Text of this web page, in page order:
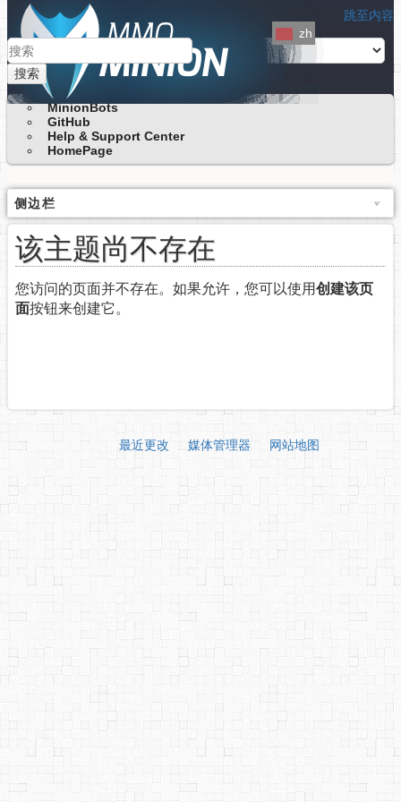
跳至内容
搜索
zh
MinionBots
GitHub
Help & Support Center
HomePage
侧边栏
该主题尚不存在
您访问的页面并不存在。如果允许，您可以使用创建该页
面按钮来创建它。
最近更改 媒体管理器 网站地图